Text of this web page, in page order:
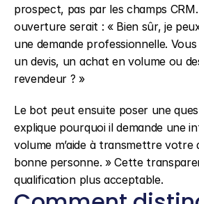
prospect, pas par les champs
ouverture serait : « Bien sûr, je
une demande professionnelle.
un devis, un achat en volume ou
revendeur ? »
Le bot peut ensuite poser une
explique pourquoi il demande une
volume m’aide à transmettre votre
bonne personne. » Cette
qualification plus acceptable.